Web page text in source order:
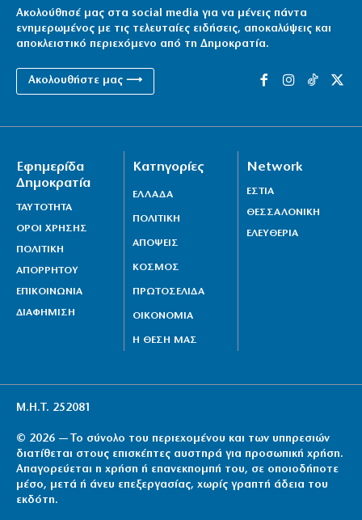
Ακολούθησέ μας στα social media για να μένεις πάντα
ενημερωμένος με τις τελευταίες ειδήσεις, αποκαλύψεις και
αποκλειστικό περιεχόμενο από τη Δημοκρατία.
Ακολουθήστε μας ⟶
Εφημερίδα
Δημοκρατία
ΤΑΥΤΟΤΗΤΑ
ΟΡΟΙ ΧΡΗΣΗΣ
ΠΟΛΙΤΙΚΗ
ΑΠΟΡΡΗΤΟΥ
ΕΠΙΚΟΙΝΩΝΙΑ
ΔΙΑΦΗΜΙΣΗ
Κατηγορίες
ΕΛΛΑΔΑ
ΠΟΛΙΤΙΚΗ
ΑΠΟΨΕΙΣ
ΚΟΣΜΟΣ
ΠΡΩΤΟΣΕΛΙΔΑ
ΟΙΚΟΝΟΜΙΑ
Η ΘΕΣΗ ΜΑΣ
Network
ΕΣΤΙΑ
ΘΕΣΣΑΛΟΝΙΚΗ
ΕΛΕΥΘΕΡΙΑ
Μ.Η.Τ. 252081
© 2026 — Το σύνολο του περιεχομένου και των υπηρεσιών
διατίθεται στους επισκέπτες αυστηρά για προσωπική χρήση.
Απαγορεύεται η χρήση ή επανεκπομπή του, σε οποιοδήποτε
μέσο, μετά ή άνευ επεξεργασίας, χωρίς γραπτή άδεια του
εκδότη.